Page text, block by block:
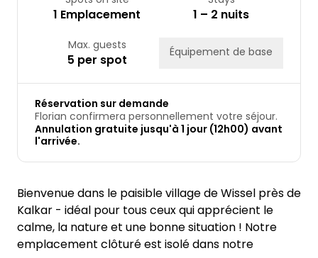
1 Emplacement 1 – 2 nuits
Max. guests
5 per spot Équipement de base
Réservation sur demande
Florian confirmera personnellement votre séjour.
Annulation gratuite jusqu'à 1 jour (12h00) avant
l'arrivée.
Bienvenue dans le paisible village de Wissel près de
Kalkar - idéal pour tous ceux qui apprécient le
calme, la nature et une bonne situation ! Notre
emplacement clôturé est isolé dans notre